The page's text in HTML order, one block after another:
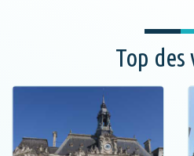
Top des